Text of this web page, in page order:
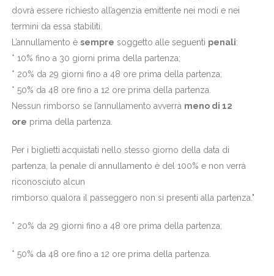
dovrà essere richiesto all’agenzia emittente nei modi e nei
termini da essa stabiliti.
L’annullamento è sempre soggetto alle seguenti penali:
* 10% fino a 30 giorni prima della partenza;
* 20% da 29 giorni fino a 48 ore prima della partenza;
* 50% da 48 ore fino a 12 ore prima della partenza.
Nessun rimborso se l’annullamento avverrà meno di 12
ore prima della partenza.
Per i biglietti acquistati nello stesso giorno della data di
partenza, la penale di annullamento è del 100% e non verrà
riconosciuto alcun
rimborso qualora il passeggero non si presenti alla partenza."
* 20% da 29 giorni fino a 48 ore prima della partenza;
* 50% da 48 ore fino a 12 ore prima della partenza.